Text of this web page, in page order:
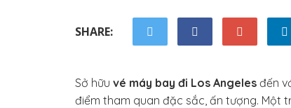
SHARE:
Sở hữu vé máy bay đi Los Angeles đến
điểm tham quan đặc sắc, ấn tượng. Một